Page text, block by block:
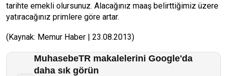
tarihte emekli olursunuz. Alacağınız maaş belirttiğimiz üzere
yatıracağınız primlere göre artar.
(Kaynak: Memur Haber | 23.08.2013)
MuhasebeTR makalelerini Google'da
daha sık görün